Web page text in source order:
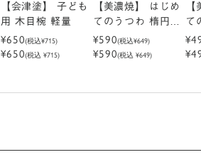
【会津塗】 子ども
用 木目椀 軽量
¥650(税込¥715)
¥650(税込 ¥715)
【美濃焼】 はじめ
てのうつわ 楕円皿
ウノフ
¥590(税込¥649)
¥590(税込 ¥649)
【
て
ノ